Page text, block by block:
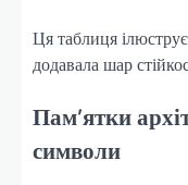
Ця таблиця
додавала шар
Пам’ятки
символи